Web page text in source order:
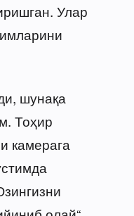
Улар
шунақа
Тоҳир
камерага